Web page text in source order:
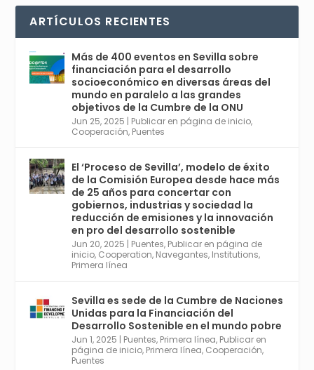
r
comienza en Sevilla este lunes 2 con la
Conferencia Internacional sobre Catálisis, y
con el Congreso de Parasitología. Del día 3 al
6, Congreso de Metodología de Ciencias
Sociales y la Salud; y los días 5 y 6 Jornadas
de Economía Industrial.
4
1 2 Twitter
Avata
r
Sevilla World @worldsevilla ·
21 May 2024
Conoce a @mvbim, la empresa sevillana
que ha sido pionera en España en el uso de
la tecnología BIM para digitalizar e
industrializar la arquitectura y la
construcción. Ver su dimensión
internacional en el reportaje de
@juanluispavon1 en @elCorreoWeb :
https://tinyurl.com/yfa2h55p
2 6 Twitter
ARTÍCULOS RECIENTES
Más de 400 eventos en Sevilla sobre
financiación para el desarrollo
socioeconómico en diversas áreas del
mundo en paralelo a las grandes
objetivos de la Cumbre de la ONU
Jun 25, 2025 | Publicar en página de inicio,
Cooperación, Puentes
El ‘Proceso de Sevilla’, modelo de éxito
de la Comisión Europea desde hace más
de 25 años para concertar con
gobiernos, industrias y sociedad la
reducción de emisiones y la innovación
en pro del desarrollo sostenible
Jun 20, 2025 | Puentes, Publicar en página de
inicio, Cooperation, Navegantes, Institutions,
Primera línea
Sevilla es sede de la Cumbre de Naciones
Unidas para la Financiación del
Desarrollo Sostenible en el mundo pobre
Jun 1, 2025 | Puentes, Primera línea, Publicar en
página de inicio, Primera línea, Cooperación,
Puentes